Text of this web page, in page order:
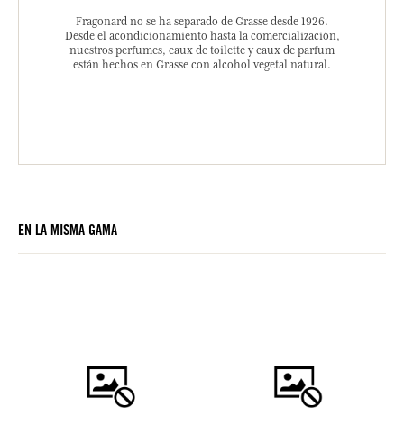
Fragonard no se ha separado de Grasse desde 1926.
Desde el acondicionamiento hasta la comercialización,
nuestros perfumes, eaux de toilette y eaux de parfum
están hechos en Grasse con alcohol vegetal natural.
EN LA MISMA GAMA